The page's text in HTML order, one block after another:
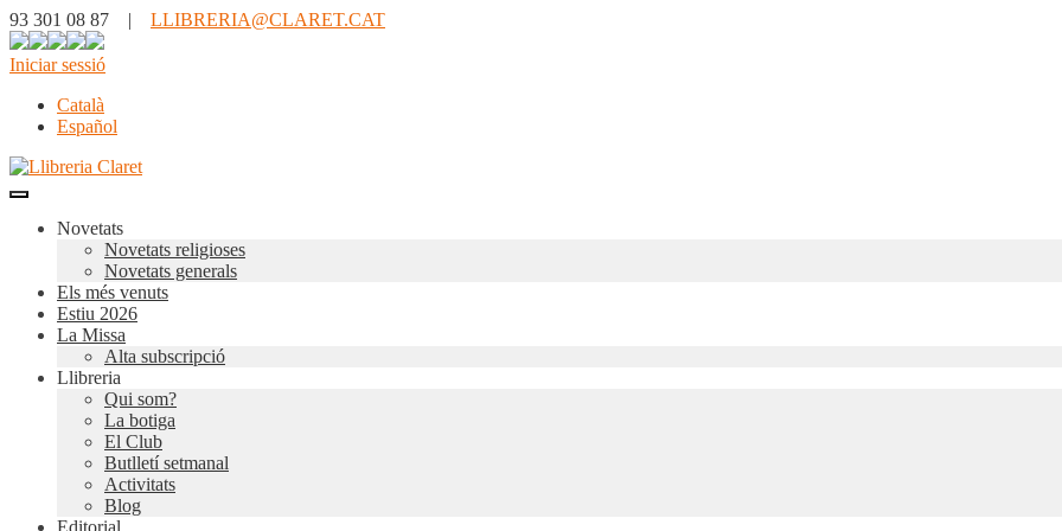
93 301 08 87 | LLIBRERIA@CLARET.CAT
Iniciar sessió
Català
Español
Novetats
Novetats religioses
Novetats generals
Els més venuts
Estiu 2026
La Missa
Alta subscripció
Llibreria
Qui som?
La botiga
El Club
Butlletí setmanal
Activitats
Blog
Editorial